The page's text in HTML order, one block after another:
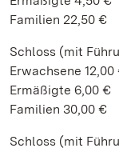
Familien 22,50 €
Schloss (mit
Erwachsene 12,00
Ermäßigte 6,00 €
Familien 30,00 €
Schloss (mit